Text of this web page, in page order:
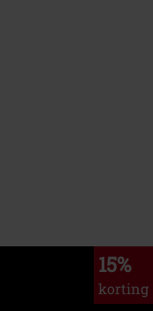
15%
korting